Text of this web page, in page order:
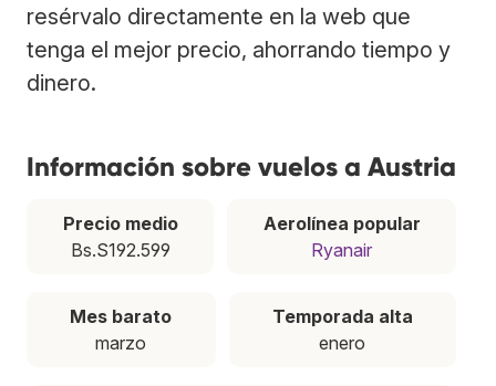
resérvalo directamente en la web que
tenga el mejor precio, ahorrando tiempo y
dinero.
Información sobre vuelos a Austria
Precio medio
Bs.S192.599
Aerolínea popular
Ryanair
Mes barato
marzo
Temporada alta
enero